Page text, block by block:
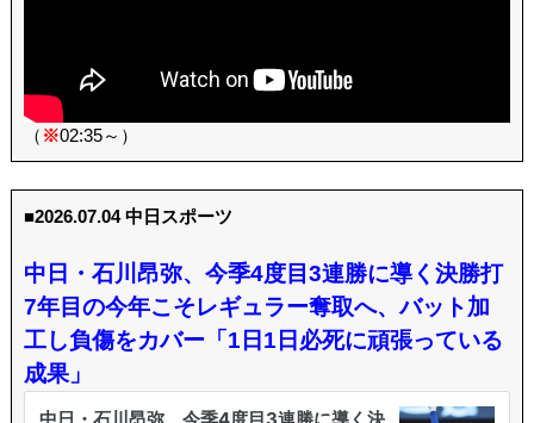
（ ※02:35～）
■2026.07.04 中日スポーツ
中日・石川昂弥、今季4度目3連勝に導く決勝打
7年目の今年こそレギュラー奪取へ、バット加
工し負傷をカバー「1日1日必死に頑張っている
成果」